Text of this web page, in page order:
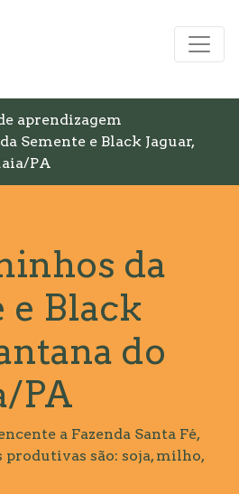
aprendizagem
Semente e Black Jaguar,
PA
da
e Black
do
PA
a Fazenda Santa Fé,
são: soja, milho,